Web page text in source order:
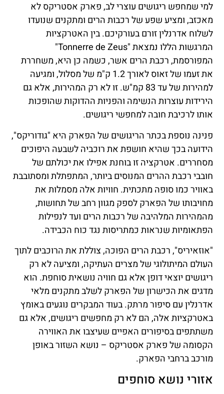
למי שמחפש ריגושים עוצרי לב, פארק אסטריקס לא
מאכזב, ומציע שפע של רכבות הרים ומתקנים שנועדו
לשלוח אדרנלין זורם בעורקיכם. בין האטרקציות
המרגשות הללו נמצאת "Tonnerre de Zeus"
המפורסמת, רכבת הרים אשר, כשמה כן היא, משחררת
את זעמו של זאוס לאורך 1.2 ק"מ של מסלול, ומגיעה
למהירות של עד 83 קמ"ש. זו לא רק המהירות, אלא גם
הירידות עוצרות הנשימה והפניות ההדוקות שהופכות
אותו לרכיבת חובה למחפשי ריגושים.
פנינה נוספת בכתר הריגושים של הפארק היא "גודוריקס",
הידועה בכך שהיא חושפת את רוכביה לשבעה היפוכים
מסחררים. אטרקציה זו בוחנת אפילו את יכולתם של
חובבי רכבת ההרים המנוסים ביותר, המתפתלת ומסתובבת
באוויר כמו סופה מתכתית. חוויות אלה מסמלות את
מחויבותו של הפארק לספק מגוון רחב של תחושות,
מהמהירות המלהיבה של רכבות הרים ועד לנפילות
הפתאומיות שנראות כמתריסות נגד כוח הכבידה.
"אוזאיריס", רכבת הרים הפוכה, צוללת את הרוכבים לתוך
העולם המיתולוגי של מצרים העתיקה, ומציעה לא רק
ריגושים יוצאי דופן אלא גם חוויה נושאית סוחפת. הוא
מדגים את הכישרון של הפארק לשלב מתקנים מלאי
אדרנלין עם סיפור מרתק. בעוד המבקרים נוגעים באומץ
באטרקציות אלה, הם לא רק מחפשים ריגושים, אלא גם
משתתפים בסיפורים האפיים שעיצבו את האווירה
הקסומה של פארק אסטריקס – נושא השזור באופן
מורכב ברחבי הפארק.
אזורי נושא סוחפים